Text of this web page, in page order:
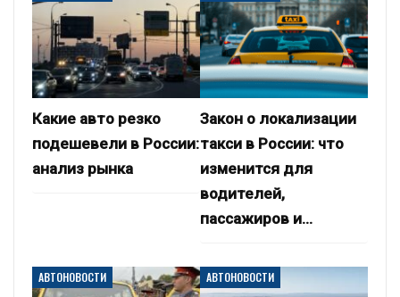
Какие авто резко
подешевели в России:
анализ рынка
Закон о локализации
такси в России: что
изменится для
водителей,
пассажиров и…
АВТОНОВОСТИ АВТОНОВОСТИ